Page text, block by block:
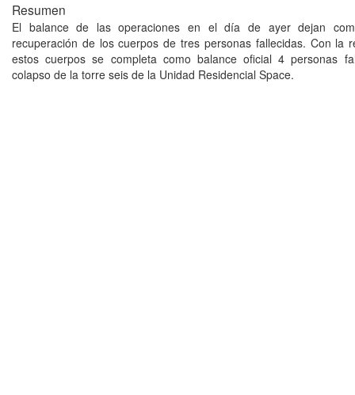
Resumen
El balance de las operaciones en el día de ayer dejan
recuperación de los cuerpos de tres personas fallecidas. Con la
estos cuerpos se completa como balance oficial 4 personas
colapso de la torre seis de la Unidad Residencial Space.